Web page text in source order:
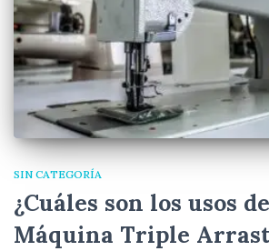
SIN CATEGORÍA
¿Cuáles son los usos
Máquina Triple